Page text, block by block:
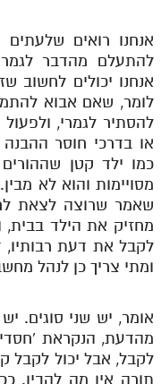
אנחנו רואים
להתעלם מהדבר
אנחנו יכולים לחשוב
לומר, שאם אבוא
להסתיר לגמרי,
או בדרכי חוסר
כמו ילד קטן
מסויימות והוא לא
שאמר שרוצה לצאת
מחזיק את הילד בבית,
לקבל את דעת רבותיו,
ומתי צריך כן לנהל
אומר, יש שני סוגים.
מהדעת, הנקראת
לקבל, אבל יכול לקבל
תורה אין מה להבין.